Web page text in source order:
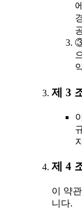
③
제 3
제 4
이 약
니다.